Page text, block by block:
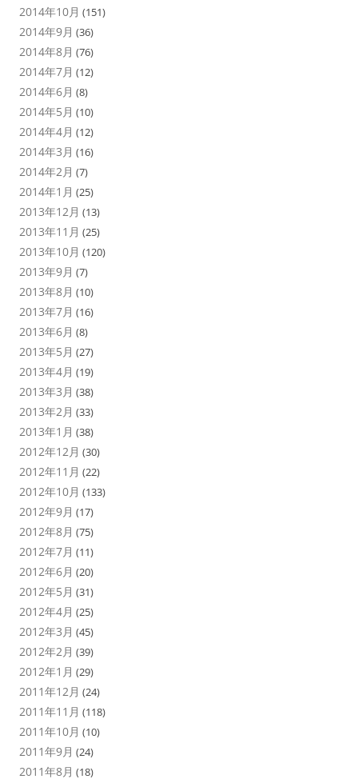
2014年10月 (151)
2014年9月 (36)
2014年8月 (76)
2014年7月 (12)
2014年6月 (8)
2014年5月 (10)
2014年4月 (12)
2014年3月 (16)
2014年2月 (7)
2014年1月 (25)
2013年12月 (13)
2013年11月 (25)
2013年10月 (120)
2013年9月 (7)
2013年8月 (10)
2013年7月 (16)
2013年6月 (8)
2013年5月 (27)
2013年4月 (19)
2013年3月 (38)
2013年2月 (33)
2013年1月 (38)
2012年12月 (30)
2012年11月 (22)
2012年10月 (133)
2012年9月 (17)
2012年8月 (75)
2012年7月 (11)
2012年6月 (20)
2012年5月 (31)
2012年4月 (25)
2012年3月 (45)
2012年2月 (39)
2012年1月 (29)
2011年12月 (24)
2011年11月 (118)
2011年10月 (10)
2011年9月 (24)
2011年8月 (18)